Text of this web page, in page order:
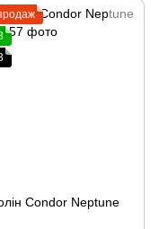
Condor Neptune